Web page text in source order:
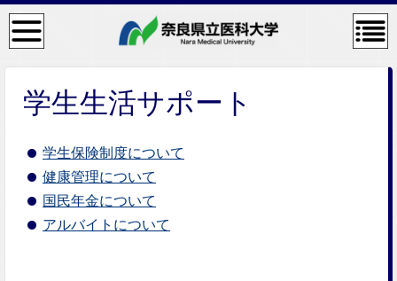
検
索・
メニ
ュー
コン
テン
ニュ
学生生活サポート
学生保険制度について
健康管理について
国民年金について
アルバイトについて